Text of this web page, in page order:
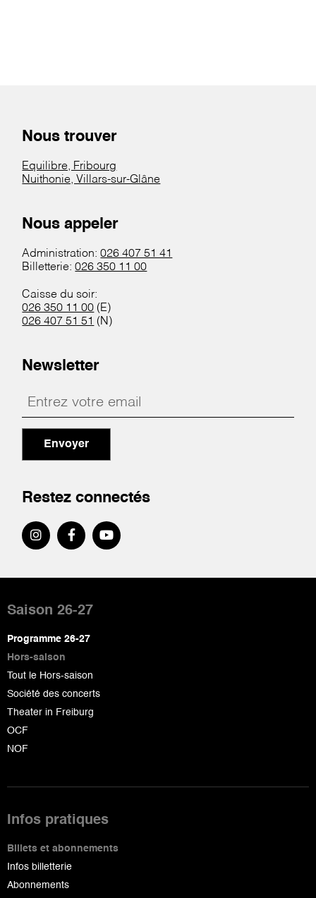
Nous trouver
Equilibre, Fribourg
Nuithonie, Villars-sur-Glâne
Nous appeler
Administration:026 407 51 41
Billetterie:026 350 11 00
Caisse du soir:
026 350 11 00 (E)
026 407 51 51 (N)
Newsletter
Envoyer
Restez connectés
de
page
Saison 26-27
Programme 26-27
Hors-saison
Tout le Hors-saison
Société des concerts
Theater in Freiburg
OCF
NOF
Infos pratiques
Billets et abonnements
Infos billetterie
Abonnements